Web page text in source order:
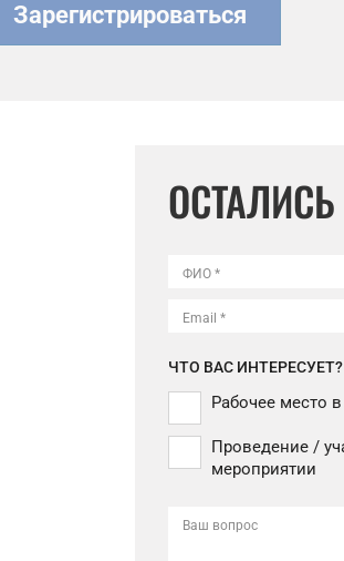
Зарегистрироваться
ФИО *
Email *
ЧТО ВАС ИНТЕРЕСУЕТ?
Рабочее место
Проведение /
мероприятии
Ваш вопрос